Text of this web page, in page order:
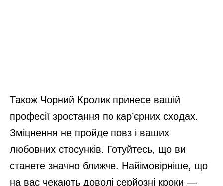
Також Чорний Кролик принесе вашій
професії зростання по кар’єрних сходах.
Зміцнення не пройде повз і ваших
любовних стосунків. Готуйтесь, що ви
станете значно ближче. Найімовірніше, що
на вас чекають доволі серйозні кроки —